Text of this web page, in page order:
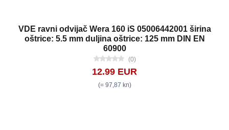
VDE ravni odvijač Wera 160 iS 05006442001 širina
oštrice: 5.5 mm duljina oštrice: 125 mm DIN EN
60900
(0)
12.99 EUR
(= 97,87 kn)